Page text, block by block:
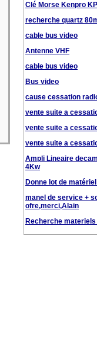
Clé Morse Kenpro
recherche quartz
cable bus video
Antenne VHF
cable bus video
Bus video
cause cessation
vente suite a
vente suite a
vente suite a
Ampli Lineaire
4Kw
Donne lot de
manel de service +
ofre,merci,Alain
Recherche
Vends YAESU FT-